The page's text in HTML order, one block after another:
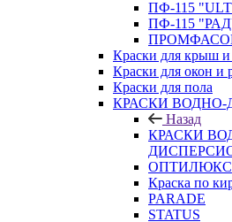
ПФ-115
ПФ-115
Краски для крыш и
Краски для окон и
Краски для пола
КРАСКИ
Назад
КРАСКИ
ОПТИЛЮКС
Краска по
PARADE
STATUS